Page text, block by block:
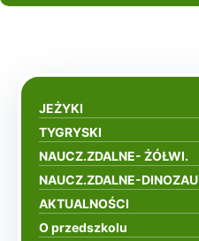
JEŻYKI
TYGRYSKI
NAUCZ.ZDALNE- ŻÓŁWI.
NAUCZ.ZDALNE-DINOZAU
AKTUALNOŚCI
O przedszkolu